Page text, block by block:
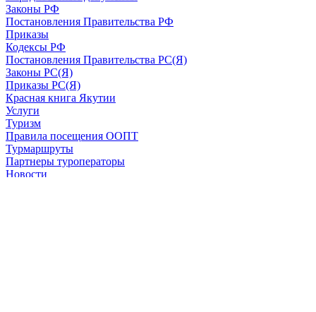
Законы РФ
Постановления Правительства РФ
Приказы
Кодексы РФ
Постановления Правительства РС(Я)
Законы РС(Я)
Приказы РС(Я)
Красная книга Якутии
Услуги
Туризм
Правила посещения ООПТ
Турмаршруты
Партнеры туроператоры
Новости